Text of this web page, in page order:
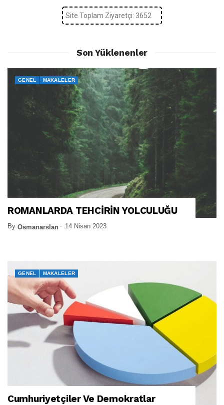
Site Toplam Ziyaretçi: 3652
Son Yüklenenler
GENEL MAKALELER
ROMANLARDA TEHCİRİN YOLCULUĞU
By Osmanarslan 14 Nisan 2023
GENEL MAKALELER
Cumhuriyetçiler Ve Demokratlar